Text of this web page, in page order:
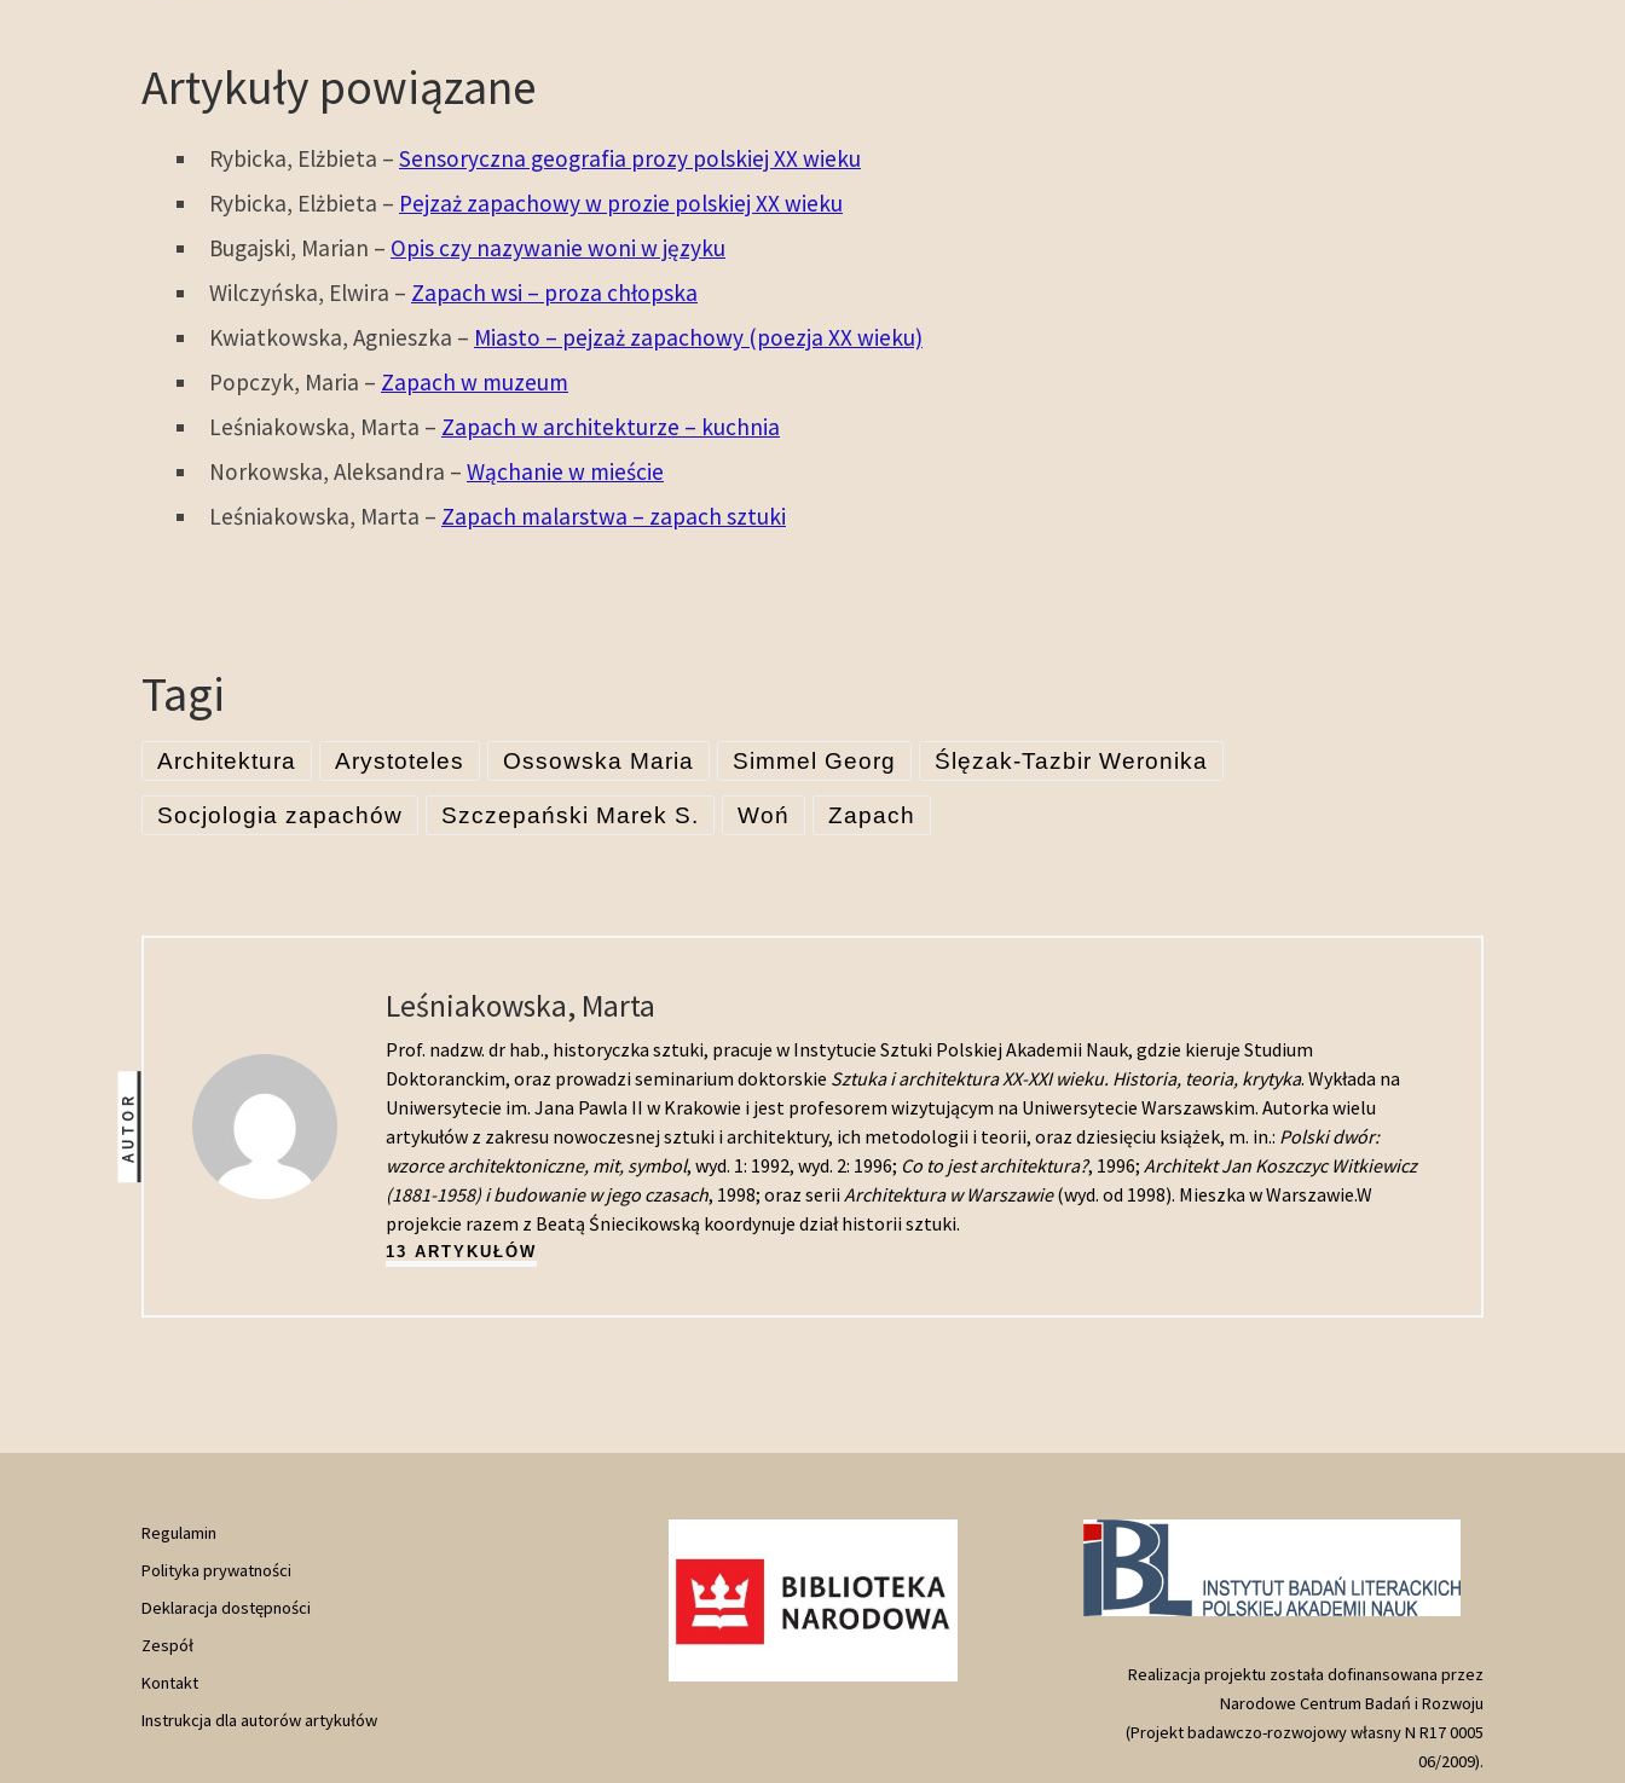
Artykuły powiązane
Rybicka, Elżbieta – Sensoryczna geografia prozy polskiej XX wieku
Rybicka, Elżbieta – Pejzaż zapachowy w prozie polskiej XX wieku
Bugajski, Marian – Opis czy nazywanie woni w języku
Wilczyńska, Elwira – Zapach wsi – proza chłopska
Kwiatkowska, Agnieszka – Miasto – pejzaż zapachowy (poezja XX wieku)
Popczyk, Maria – Zapach w muzeum
Leśniakowska, Marta – Zapach w architekturze – kuchnia
Norkowska, Aleksandra – Wąchanie w mieście
Leśniakowska, Marta – Zapach malarstwa – zapach sztuki
Tagi
Architektura Arystoteles Ossowska Maria Simmel Georg Ślęzak-Tazbir Weronika
Socjologia zapachów Szczepański Marek S. Woń Zapach
AUTOR
Leśniakowska, Marta
Prof. nadzw. dr hab., historyczka sztuki, pracuje w Instytucie Sztuki Polskiej Akademii Nauk, gdzie kieruje Studium
Doktoranckim, oraz prowadzi seminarium doktorskie Sztuka i architektura XX-XXI wieku. Historia, teoria, krytyka. Wykłada na
Uniwersytecie im. Jana Pawla II w Krakowie i jest profesorem wizytującym na Uniwersytecie Warszawskim. Autorka wielu
artykułów z zakresu nowoczesnej sztuki i architektury, ich metodologii i teorii, oraz dziesięciu książek, m. in.: Polski dwór:
wzorce architektoniczne, mit, symbol, wyd. 1: 1992, wyd. 2: 1996; Co to jest architektura?, 1996; Architekt Jan Koszczyc Witkiewicz
(1881-1958) i budowanie w jego czasach, 1998; oraz serii Architektura w Warszawie(wyd. od 1998). Mieszka w Warszawie.W
projekcie razem z Beatą Śniecikowską koordynuje dział historii sztuki.
13 ARTYKUŁÓW
Regulamin
Polityka prywatności
Deklaracja dostępności
Zespół
Kontakt
Instrukcja dla autorów artykułów
Realizacja projektu została dofinansowana przez
Narodowe Centrum Badań i Rozwoju
(Projekt badawczo-rozwojowy własny N R17 0005
06/2009).